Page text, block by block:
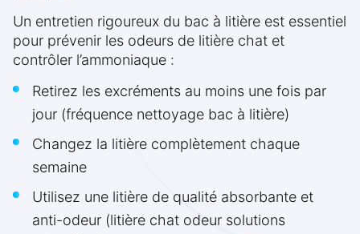
Un entretien rigoureux du bac à litière est essentiel
pour prévenir les odeurs de litière chat et
contrôler l’ammoniaque :
Retirez les excréments au moins une fois par
jour (fréquence nettoyage bac à litière)
Changez la litière complètement chaque
semaine
Utilisez une litière de qualité absorbante et
anti-odeur (litière chat odeur solutions